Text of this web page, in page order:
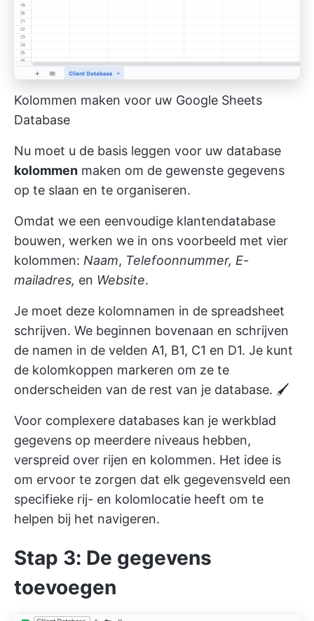
Kolommen maken voor uw Google Sheets
Database
Nu moet u de basis leggen voor uw database
kolommen maken om de gewenste gegevens
op te slaan en te organiseren.
Omdat we een eenvoudige klantendatabase
bouwen, werken we in ons voorbeeld met vier
kolommen: Naam, Telefoonnummer, E-
mailadres, en Website.
Je moet deze kolomnamen in de spreadsheet
schrijven. We beginnen bovenaan en schrijven
de namen in de velden A1, B1, C1 en D1. Je kunt
de kolomkoppen markeren om ze te
onderscheiden van de rest van je database. 🖌️
Voor complexere databases kan je werkblad
gegevens op meerdere niveaus hebben,
verspreid over rijen en kolommen. Het idee is
om ervoor te zorgen dat elk gegevensveld een
specifieke rij- en kolomlocatie heeft om te
helpen bij het navigeren.
Stap 3: De gegevens
toevoegen